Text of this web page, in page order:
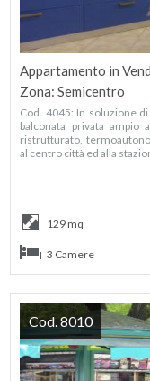
Appartamento in
Zona: Semicentro
Cod. 4045: In soluzione
balconata privata ampio
ristrutturato,
al centro città ed alla
129 mq
3 Camere
Cod. 8010